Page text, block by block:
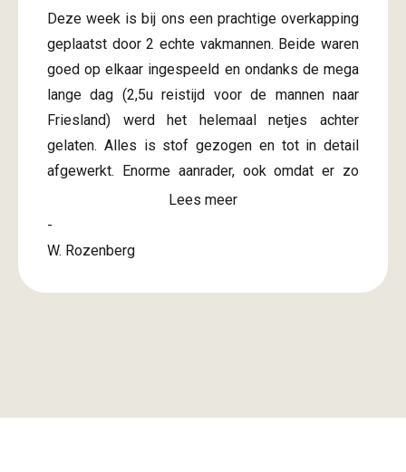
Deze week is bij ons een prachtige overkapping
geplaatst door 2 echte vakmannen. Beide waren
goed op elkaar ingespeeld en ondanks de mega
lange dag (2,5u reistijd voor de mannen naar
Friesland) werd het helemaal netjes achter
gelaten. Alles is stof gezogen en tot in detail
afgewerkt. Enorme aanrader, ook omdat er zo
snel na bevestiging offerte al een afspraak
gepland kon worden. Onze complimenten! Nu
kunnen we de rest van de tuin aanpakken de
overkapping.
Lees meer
-
W. Rozenberg